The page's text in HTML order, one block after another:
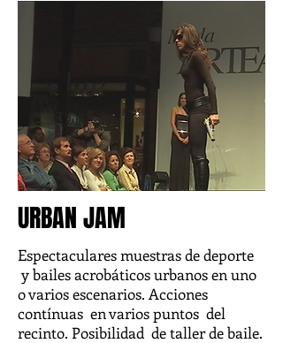
URBAN JAM
Espectaculares muestras de deporte
y bailes acrobáticos urbanos en uno
o varios escenarios. Acciones
contínuas en varios puntos del
recinto. Posibilidad de taller de baile.